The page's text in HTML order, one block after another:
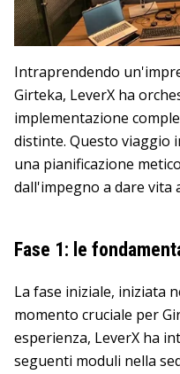
Intraprendendo
Girteka, LeverX ha
implementazione
distinte. Questo viaggio
una pianificazione
dall'impegno a dare vita
Fase 1: le
La fase iniziale, iniziata
momento cruciale per
esperienza, LeverX ha
seguenti moduli nella